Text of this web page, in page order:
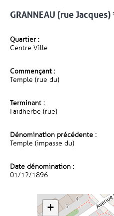
GRANNEAU (rue Jacques)
Quartier :
Centre Ville
Commençant :
Temple (rue du)
Terminant :
Faidherbe (rue)
Dénomination précédente :
Temple (impasse du)
Date dénomination :
01/12/1896
+